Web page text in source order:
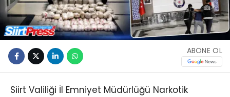
ABONE OL
Siirt Valiliği İl Emniyet Müdürlüğü Narkotik